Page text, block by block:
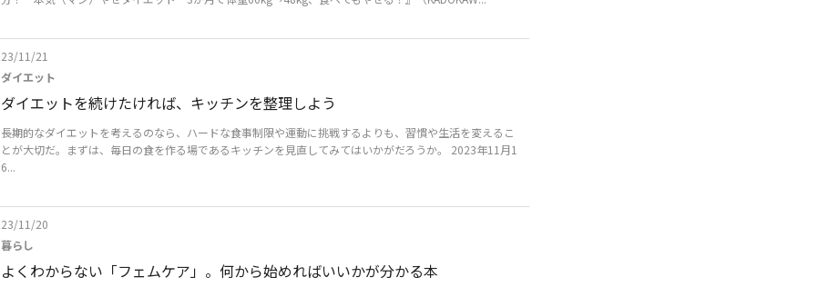
23/11/21
ダイエット
ダイエットを続けたければ、キッチンを整理しよう
長期的なダイエットを考えるのなら、ハードな食事制限や運動に挑戦するよりも、習慣や生活を変えるこ
とが大切だ。まずは、毎日の食を作る場であるキッチンを見直してみてはいかがだろうか。 2023年11月1
6...
23/11/20
暮らし
よくわからない「フェムケア」。何から始めればいいかが分かる本